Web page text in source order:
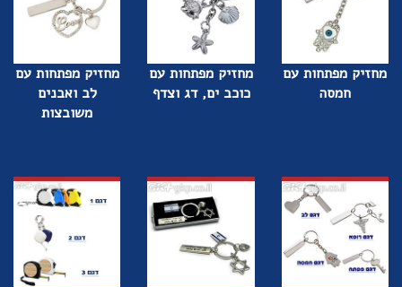
מחזיק מפתחות עם
חמסה
מחזיק מפתחות עם
כוכב ים, דג וצדף
מחזיק מפתחות עם
לב ואבנים
משובצות